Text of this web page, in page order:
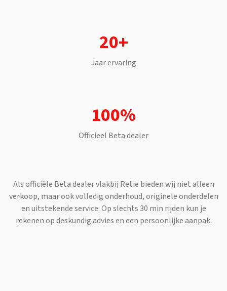
20+
Jaar ervaring
100%
Officieel Betadealer
Als officiële Betadealer vlakbij Retie bieden wij niet alleen
verkoop, maar ook volledig onderhoud, originele onderdelen
en uitstekende service. Op slechts 30 min rijden kun je
rekenen op deskundig advies en een persoonlijke aanpak.